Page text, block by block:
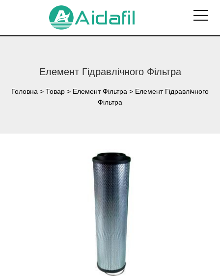
Елемент Гідравлічного Фільтра
Головна > Товар > Елемент Фільтра > Елемент Гідравлічного
Фільтра